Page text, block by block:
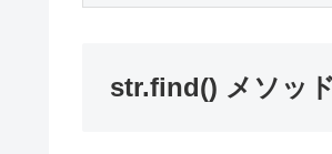
str.find() メソッ